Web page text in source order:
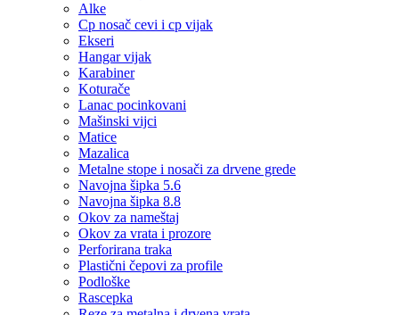
Alke
Cp nosač cevi i cp vijak
Ekseri
Hangar vijak
Karabiner
Koturače
Lanac pocinkovani
Mašinski vijci
Matice
Mazalica
Metalne stope i nosači za drvene grede
Navojna šipka 5.6
Navojna šipka 8.8
Okov za nameštaj
Okov za vrata i prozore
Perforirana traka
Plastični čepovi za profile
Podloške
Rascepka